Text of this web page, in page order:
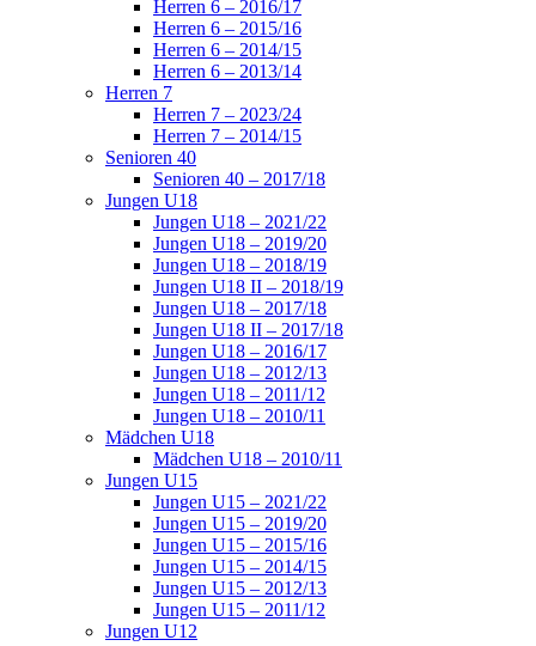
Herren 6 – 2016/17
Herren 6 – 2015/16
Herren 6 – 2014/15
Herren 6 – 2013/14
Herren 7
Herren 7 – 2023/24
Herren 7 – 2014/15
Senioren 40
Senioren 40 – 2017/18
Jungen U18
Jungen U18 – 2021/22
Jungen U18 – 2019/20
Jungen U18 – 2018/19
Jungen U18 II – 2018/19
Jungen U18 – 2017/18
Jungen U18 II – 2017/18
Jungen U18 – 2016/17
Jungen U18 – 2012/13
Jungen U18 – 2011/12
Jungen U18 – 2010/11
Mädchen U18
Mädchen U18 – 2010/11
Jungen U15
Jungen U15 – 2021/22
Jungen U15 – 2019/20
Jungen U15 – 2015/16
Jungen U15 – 2014/15
Jungen U15 – 2012/13
Jungen U15 – 2011/12
Jungen U12